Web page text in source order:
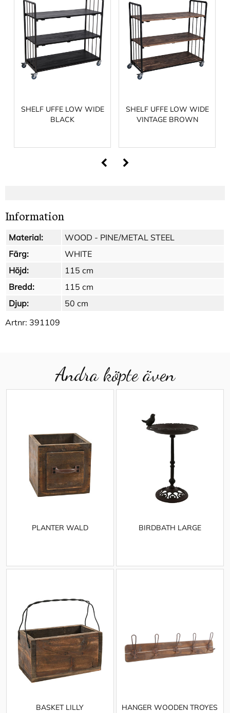
SHELF UFFE LOW WIDE
BLACK
SHELF UFFE LOW WIDE
VINTAGE BROWN
Information
Material:
WOOD - PINE/METAL STEEL
Färg:
WHITE
Höjd:
115 cm
Bredd:
115 cm
Djup:
50 cm
Artnr: 391109
Andra köpte även
PLANTER WALD BIRDBATH LARGE
BASKET LILLY HANGER WOODEN TROYES